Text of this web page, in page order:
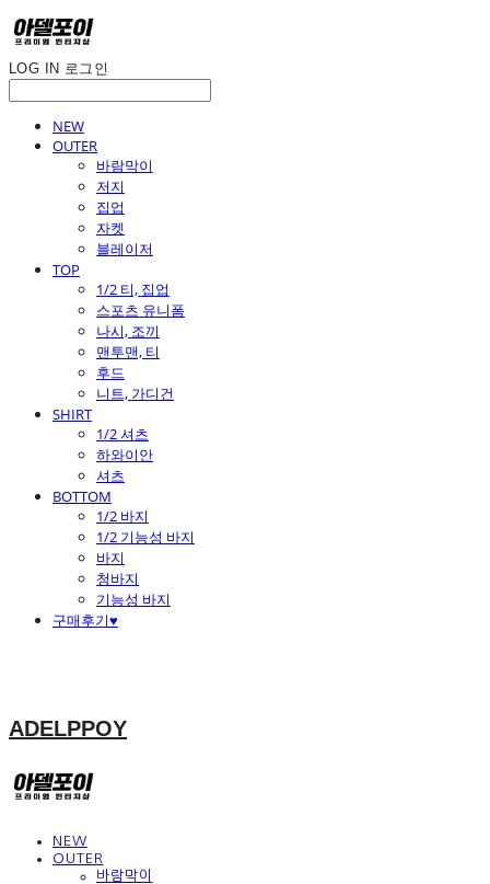
LOG IN 로그인
NEW
OUTER
바람막이
저지
집업
자켓
블레이저
TOP
1/2 티, 집업
스포츠 유니폼
나시, 조끼
맨투맨, 티
후드
니트, 가디건
SHIRT
1/2 셔츠
하와이안
셔츠
BOTTOM
1/2 바지
1/2 기능성 바지
바지
청바지
기능성 바지
구매후기♥
ADELPPOY
NEW
OUTER
바람막이